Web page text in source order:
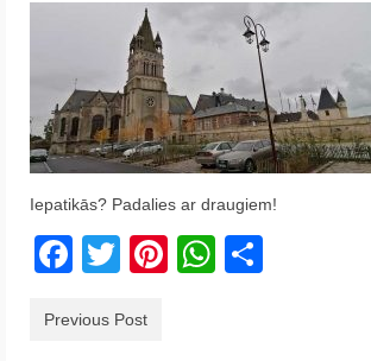
Melnkalne
Grieķija
Krēta
Francija
Iepatikās? Padalies ar draugiem!
Facebook
TwitterPinterest
WhatsApp
Previous Post